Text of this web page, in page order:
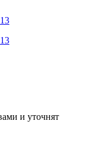
и уточнят